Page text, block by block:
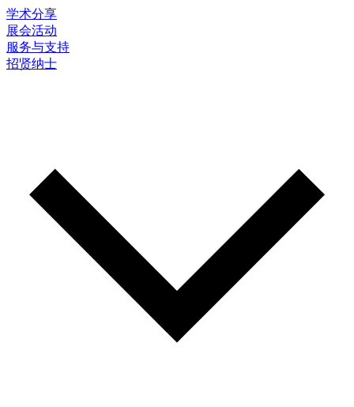
学术分享
展会活动
服务与支持
招贤纳士